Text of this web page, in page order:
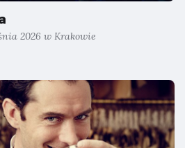
2026 w Krakowie